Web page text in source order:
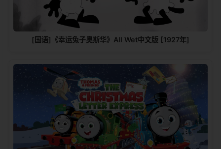
[国语]《幸运兔子奥斯华》All Wet中文版 [1927年]